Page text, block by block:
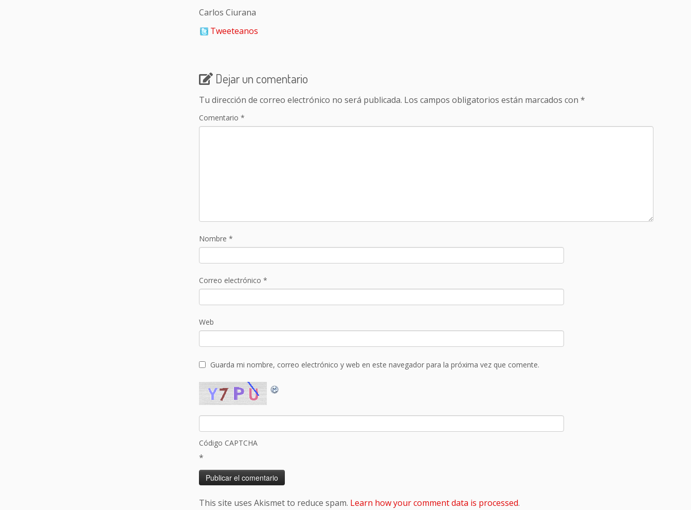
Carlos Ciurana
Tweeteanos
Dejar un comentario
Tu dirección de correo electrónico no será publicada. Los campos obligatorios están marcados con *
Comentario *
Nombre *
Correo electrónico *
Web
Guarda mi nombre, correo electrónico y web en este navegador para la próxima vez que comente.
Código CAPTCHA
*
This site uses Akismet to reduce spam. Learn how your comment data is processed.